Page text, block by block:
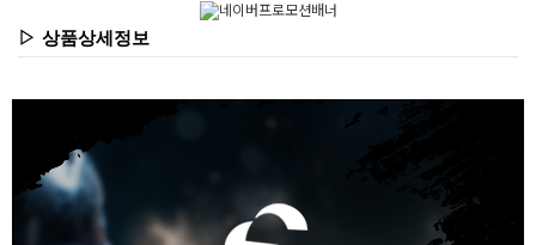
▷ 상품상세정보